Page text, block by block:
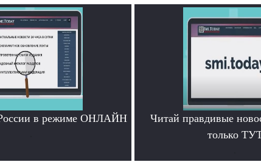
в режиме ОНЛАЙН
Читай правдивые
только